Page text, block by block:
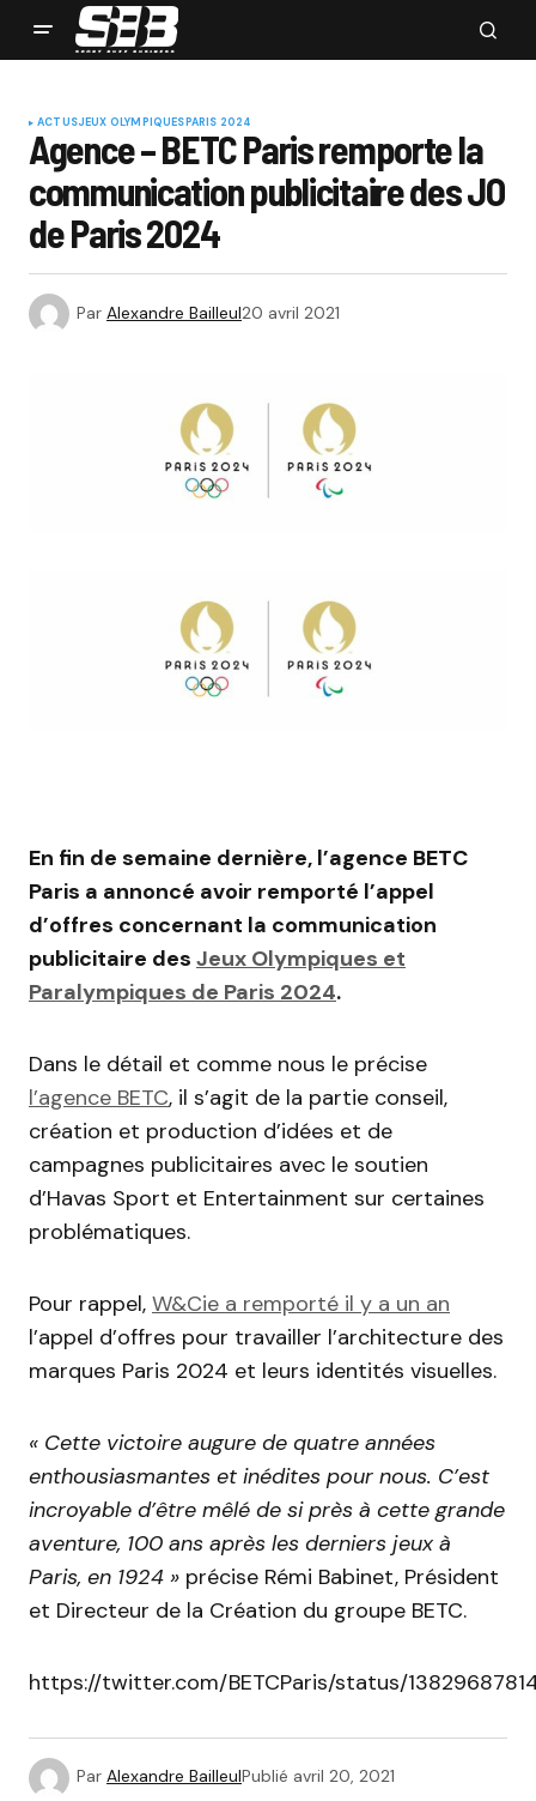
ACTUSJEUX OLYMPIQUESPARIS 2024
Agence – BETC Paris remporte la
communication publicitaire des JO
de Paris 2024
Par Alexandre Bailleul20 avril 2021
En fin de semaine dernière, l’agence BETC
Paris a annoncé avoir remporté l’appel
d’offres concernant la communication
publicitaire des Jeux Olympiques et
Paralympiques de Paris 2024.
Dans le détail et comme nous le précise
l’agence BETC, il s’agit de la partie conseil,
création et production d’idées et de
campagnes publicitaires avec le soutien
d’Havas Sport et Entertainment sur certaines
problématiques.
Pour rappel, W&Cie a remporté il y a un an
l’appel d’offres pour travailler l’architecture des
marques Paris 2024 et leurs identités visuelles.
« Cette victoire augure de quatre années
enthousiasmantes et inédites pour nous. C’est
incroyable d’être mêlé de si près à cette grande
aventure, 100 ans après les derniers jeux à
Paris, en 1924 » précise Rémi Babinet, Président
et Directeur de la Création du groupe BETC.
https://twitter.com/BETCParis/status/
Par Alexandre BailleulPublié avril 20, 2021